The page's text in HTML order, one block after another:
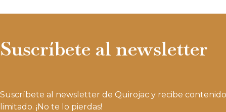
Suscríbete al newsletter
Suscríbete al newsletter de Quirojac y recibe
limitado. ¡No te lo pierdas!